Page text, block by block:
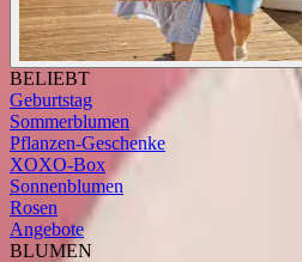
BELIEBT
Geburtstag
Sommerblumen
Pflanzen-Geschenke
XOXO-Box
Sonnenblumen
Rosen
Angebote
BLUMEN